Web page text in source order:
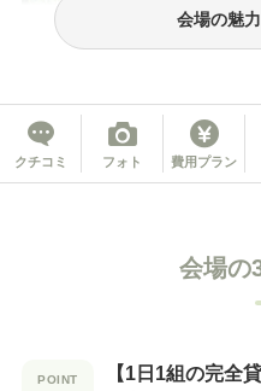
会場の魅
クチコミ フォト 費用プラン
会場の
【1日1組の完全